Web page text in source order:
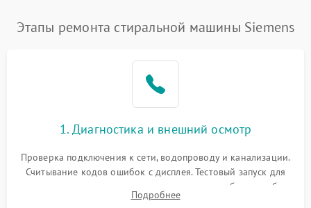
2200 ₽ Подробнее →
Этапы ремонта стиральной машины Siemens
1. Диагностика и внешний осмотр
Проверка подключения к сети, водопроводу и канализации.
Считывание кодов ошибок с дисплея. Тестовый запуск для
выявления посторонних шумов, протечек или сбоев в работе
электронного модуля управления.
Подробнее